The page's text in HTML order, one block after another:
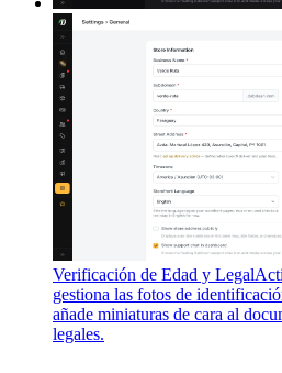
Verificación de Edad y Legal
gestiona las fotos de
añade miniaturas de cara al
legales.